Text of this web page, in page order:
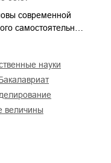
современной
самостоятельн…
науки
бакалавриат
величины